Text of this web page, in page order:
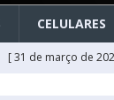
CELULARES
[ 31 de março de